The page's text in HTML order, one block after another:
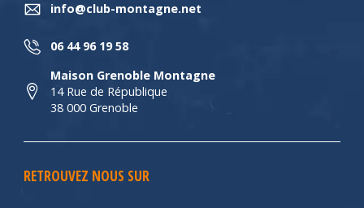
info@club-montagne.net
06 44 96 19 58
Maison Grenoble Montagne
14 Rue de République
38 000 Grenoble
RETROUVEZ NOUS SUR